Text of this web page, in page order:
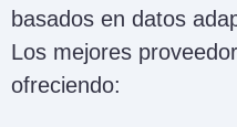
basados en datos
Los mejores
ofreciendo: